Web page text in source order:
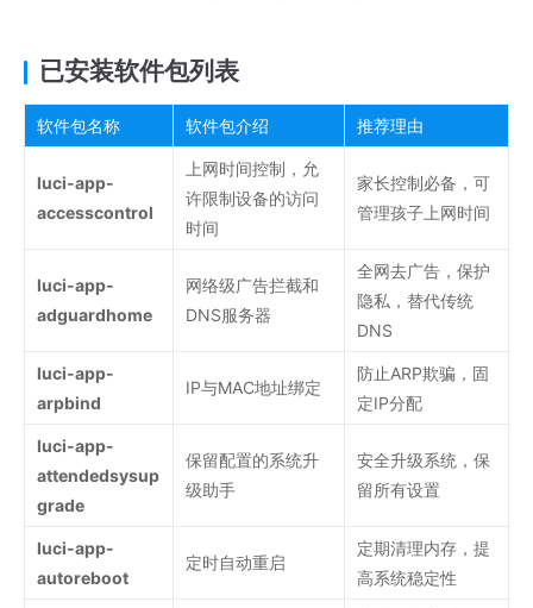
已安装软件包列表
软件包名称 软件包介绍 推荐理由
luci-app-
accesscontrol
上网时间控制，允
许限制设备的访问
时间
家长控制必备，可
管理孩子上网时间
luci-app-
adguardhome
网络级广告拦截和
DNS服务器
全网去广告，保护
隐私，替代传统
DNS
luci-app-
arpbind
IP与MAC地址绑定
防止ARP欺骗，固
定IP分配
luci-app-
attendedsysup
grade
保留配置的系统升
级助手
安全升级系统，保
留所有设置
luci-app-
autoreboot
定时自动重启
定期清理内存，提
高系统稳定性